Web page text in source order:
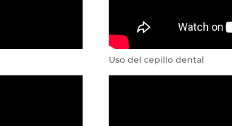
Uso del cepillo dental